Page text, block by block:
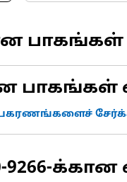
9266-க்கான